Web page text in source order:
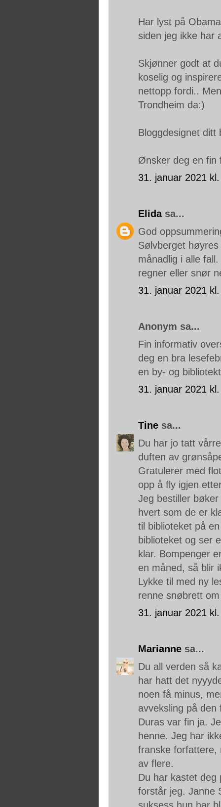
Har lyst på
siden jeg ikke har
Skjønner godt at
koselig og
nettopp fordi..
Trondheim da:)
Bloggdesignet ditt
Ønsker deg en fin
31. januar 2021
Elidasa...
God
Sølvberget
månadlig i alle
regner eller snør
31. januar 2021
Anonym sa...
Fin informativ
deg en bra
en by- og
31. januar 2021
Tine sa...
Du har jo tatt
duften av
Gratulerer med
opp å fly igjen
Jeg bestiller
hvert som de er
til biblioteket på
biblioteket og ser
klar. Bompenger
en måned, så blir
Lykke til med ny
renne snøbrett
31. januar 2021
Marianne sa...
Du all verden så
har hatt det
noen få minus,
avveksling på
Duras var fin ja.
henne. Jeg har
franske forfattere,
av flere.
Du har kastet deg
forstår jeg. Janne
suksess hun har